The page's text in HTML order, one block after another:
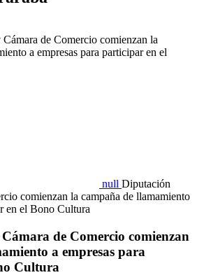
de Comercio comienzan la
a empresas para participar en el
null Diputación
comienzan la campaña de llamamiento
en el Bono Cultura
de Comercio comienzan
a empresas para
Cultura